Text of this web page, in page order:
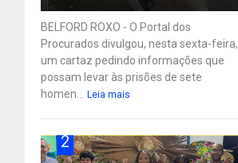
BELFORD ROXO - O Portal dos
Procurados divulgou, nesta sexta-feira,
um cartaz pedindo informações que
possam levar às prisões de sete
homen... Leia mais
2